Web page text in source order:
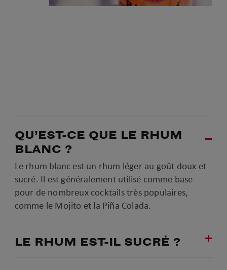
QU’EST-CE QUE LE RHUM
BLANC ?
Le rhum blanc est un rhum léger au goût doux et
sucré. Il est généralement utilisé comme base
pour de nombreux cocktails très populaires,
comme le Mojito et la Piña Colada.
LE RHUM EST-IL SUCRÉ ?